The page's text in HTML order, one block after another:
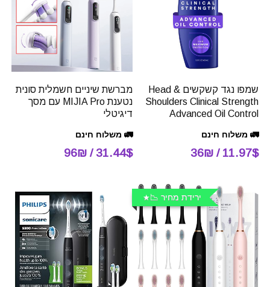
שמפו נגד קשקשים Head &
Shoulders Clinical Strength
Advanced Oil Control
🚛 משלוח חינם
11.97$ / 36₪
מברשת שיניים חשמלית סונית
נטענת MIJIA Pro עם מסך
דיגיטלי
🚛 משלוח חינם
31.44$ / 96₪
ירידת מחיר 📉